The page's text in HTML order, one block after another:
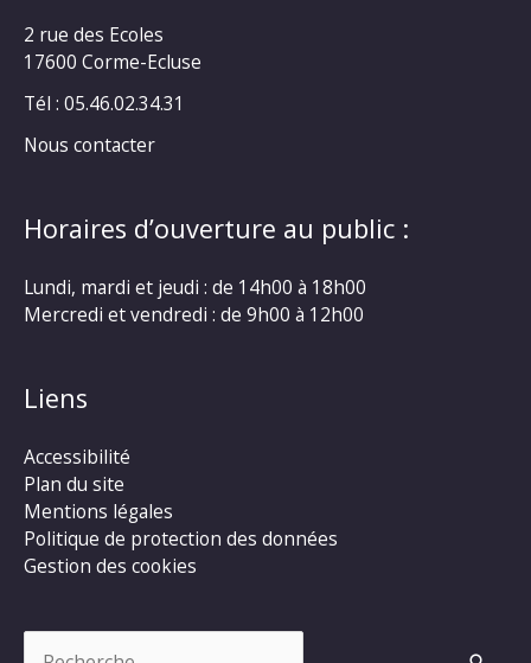
2 rue des Ecoles
17600 Corme-Ecluse
Tél : 05.46.02.34.31
Nous contacter
Horaires d’ouverture au public :
Lundi, mardi et jeudi : de 14h00 à 18h00
Mercredi et vendredi : de 9h00 à 12h00
Liens
Accessibilité
Plan du site
Mentions légales
Politique de protection des données
Gestion des cookies